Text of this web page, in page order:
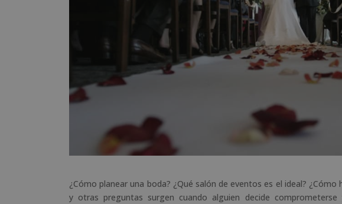
¿Cómo planear una boda? ¿Qué salón de eventos es el ideal?
y otras preguntas surgen cuando alguien decide